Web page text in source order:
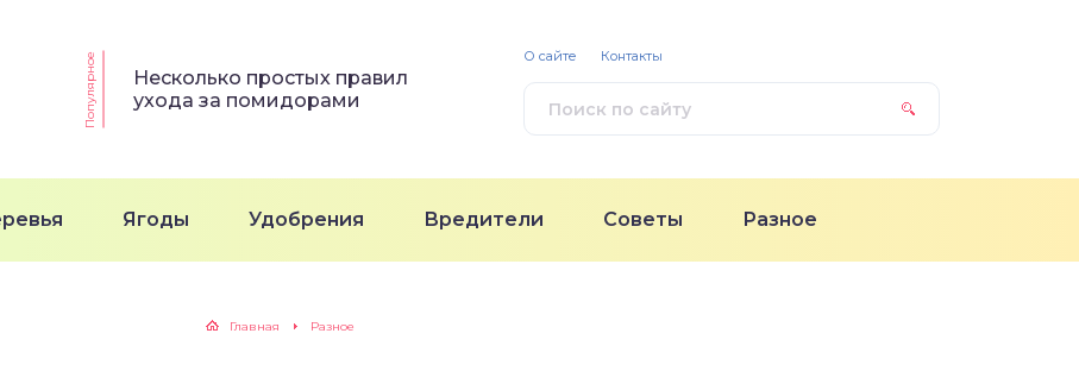
Популярное
Несколько простых правил
ухода за помидорами
Ягоды Удобрения Вредители Советы Разное
О сайте Контакты
Главная Разное